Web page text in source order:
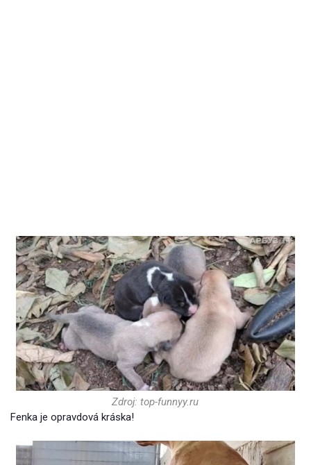
Zdroj: top-funnyy.ru
Fenka je opravdová kráska!